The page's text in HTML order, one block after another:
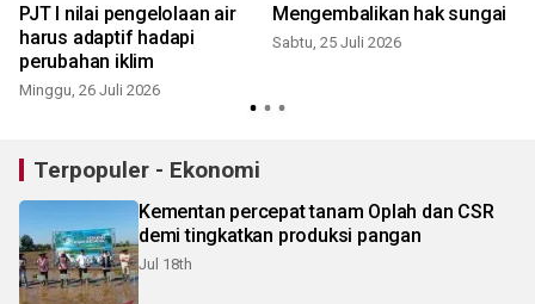
PJT I nilai pengelolaan air
harus adaptif hadapi
perubahan iklim
Minggu, 26 Juli 2026
Mengembalikan hak sungai
Sabtu, 25 Juli 2026
Terpopuler - Ekonomi
Kementan percepat tanam Oplah dan CSR
demi tingkatkan produksi pangan
Jul 18th